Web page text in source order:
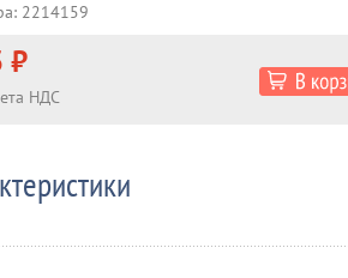
2214159
₽
НДС